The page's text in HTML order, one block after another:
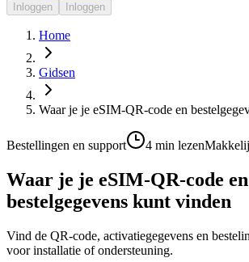
Inloggen Inloggen
Home
Gidsen
Waar je je eSIM-QR-code en
Bestellingen en support 4 min lezen
Waar je je eSIM-QR-code en
bestelgegevens kunt vinden
Vind de QR-code, activatiegegevens en
voor installatie of ondersteuning.